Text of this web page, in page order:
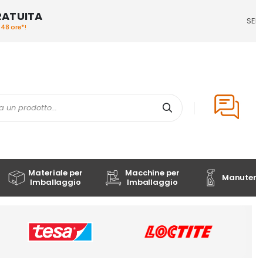
ore*!
Materiale per
Imballaggio
Macchine per
Imballaggio